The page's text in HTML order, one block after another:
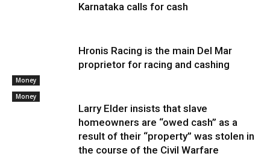
Karnataka calls for cash
Money
Hronis Racing is the main Del Mar
proprietor for racing and cashing
Money
Larry Elder insists that slave
homeowners are “owed cash” as a
result of their “property” was stolen in
the course of the Civil Warfare